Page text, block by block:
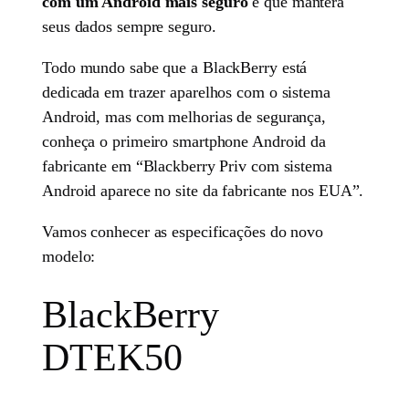
seus dados sempre seguro.
Todo mundo sabe que a BlackBerry está
dedicada em trazer aparelhos com o sistema
Android, mas com melhorias de segurança,
conheça o primeiro smartphone Android da
fabricante em “Blackberry Priv com sistema
Android aparece no site da fabricante nos EUA”.
Vamos conhecer as especificações do novo
modelo:
BlackBerry
DTEK50